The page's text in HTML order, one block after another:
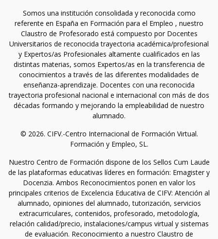
Somos una institución consolidada y reconocida como
referente en España en Formación para el Empleo , nuestro
Claustro de Profesorado está compuesto por Docentes
Universitarios de reconocida trayectoria académica/profesional
y Expertos/as Profesionales altamente cualificados en las
distintas materias, somos Expertos/as en la transferencia de
conocimientos a través de las diferentes modalidades de
enseñanza-aprendizaje. Docentes con una reconocida
trayectoria profesional nacional e internacional con más de dos
décadas formando y mejorando la empleabilidad de nuestro
alumnado.
© 2026. CIFV.-Centro Internacional de Formación Virtual.
Formación y Empleo, SL.
Nuestro Centro de Formación dispone de los Sellos Cum Laude
de las plataformas educativas líderes en formación: Emagister y
Docenzia. Ambos Reconocimientos ponen en valor los
principales criterios de Excelencia Educativa de CIFV: Atención al
alumnado, opiniones del alumnado, tutorización, servicios
extracurriculares, contenidos, profesorado, metodología,
relación calidad/precio, instalaciones/campus virtual y sistemas
de evaluación. Reconocimiento a nuestro Claustro de